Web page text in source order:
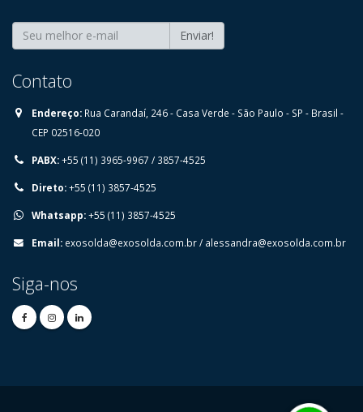
Enviar!
Contato
Endereço: ⁠Rua Carandaí, 246 - Casa Verde - São Paulo - SP - Brasil -
CEP 02516-020
PABX:+55 (11) 3965-9967 / 3857-4525
Direto:+55 (11) 3857-4525
Whatsapp:+55 (11) 3857-4525
Email: exosolda@exosolda.com.br/ alessandra@exosolda.com.br
Siga-nos